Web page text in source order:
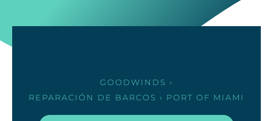
GOODWINDS ›
REPARACIÓN DE BARCOS › PORT OF MIAMI